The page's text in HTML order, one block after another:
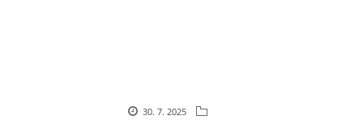
30. 7. 2025